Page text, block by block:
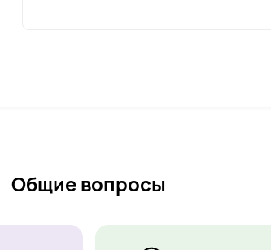
Общие вопросы